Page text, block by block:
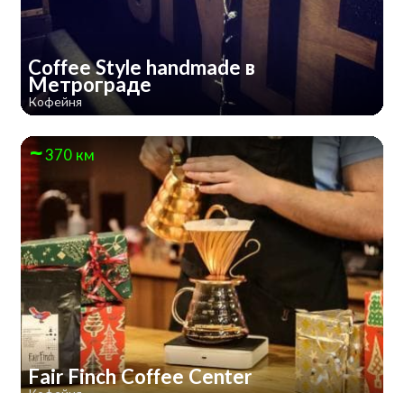
Coffee Style handmade в
Метрограде
Кофейня
370 км
Fair Finch Coffee Center